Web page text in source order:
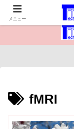
医療
fMRI
メニュー